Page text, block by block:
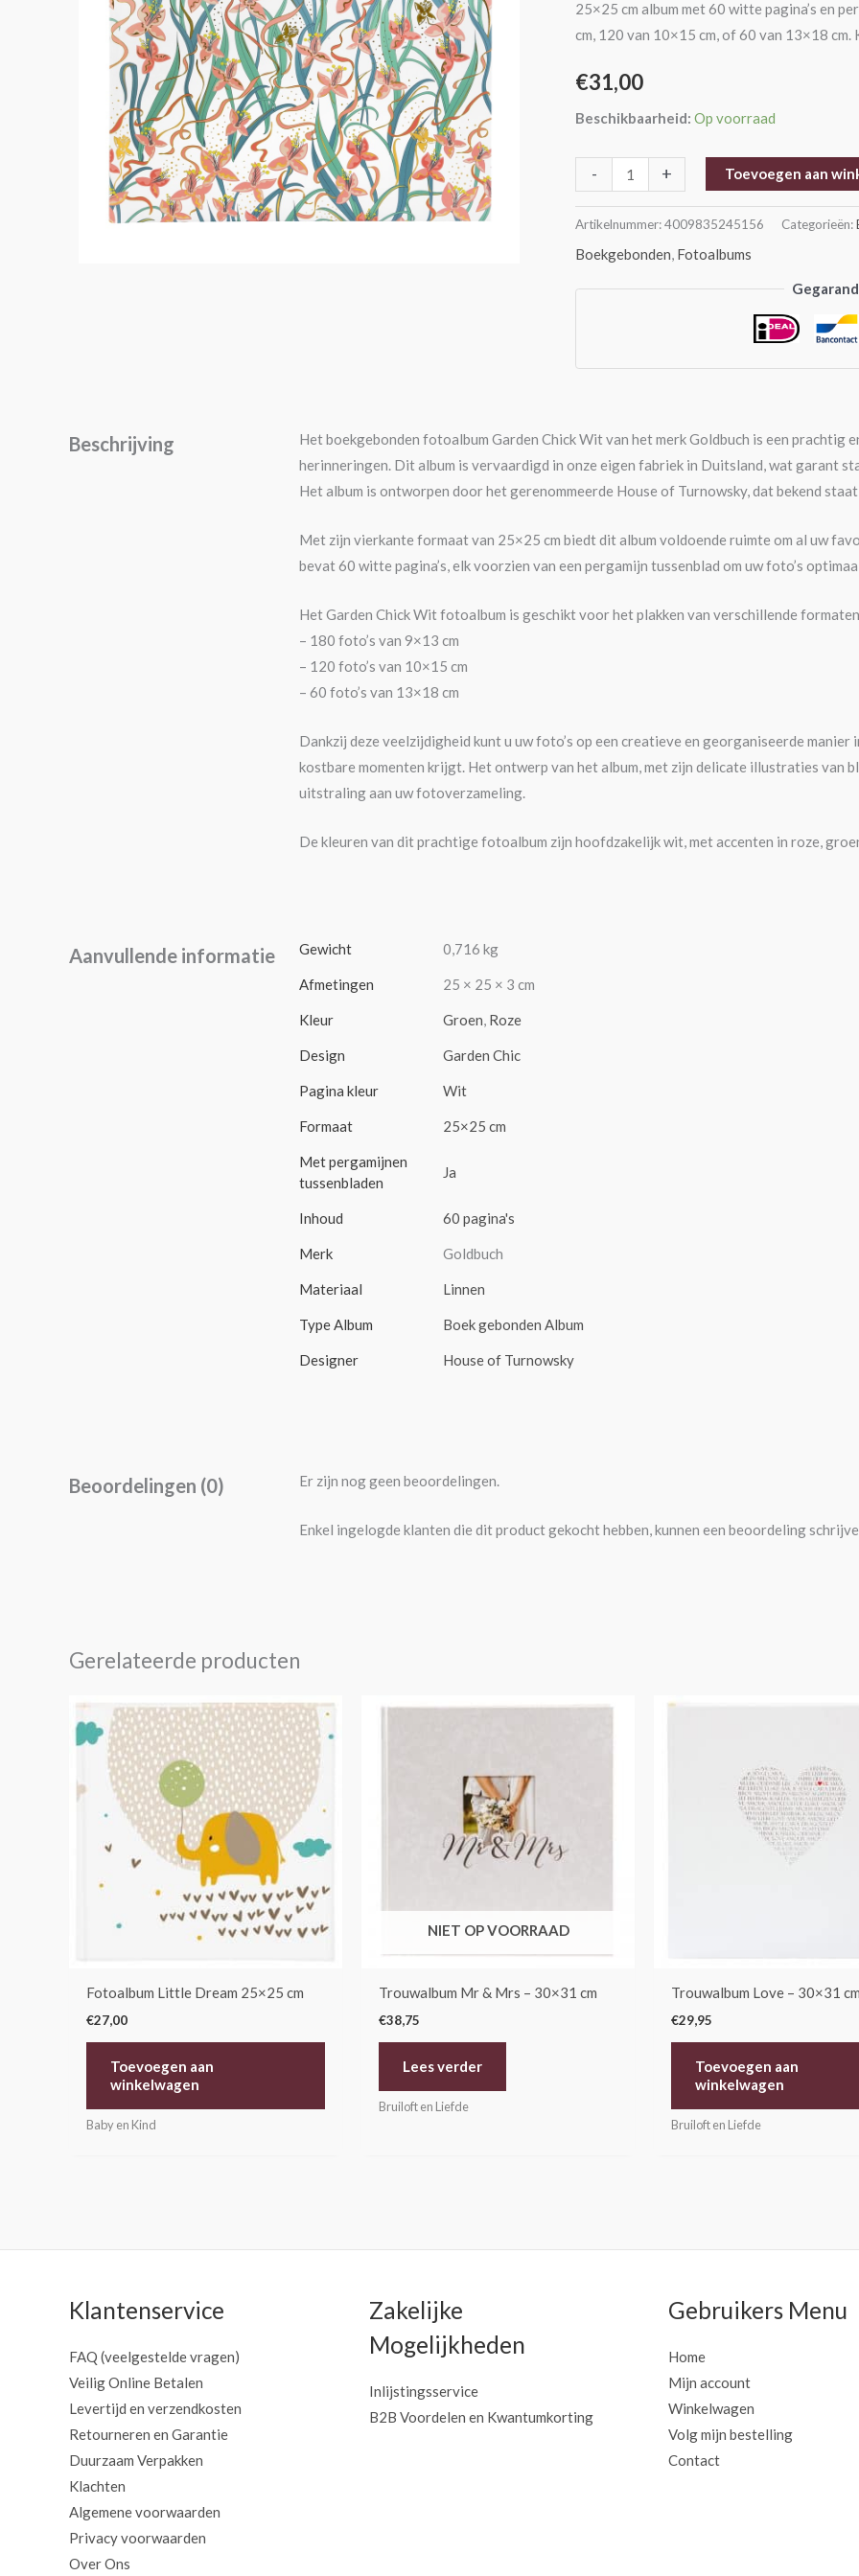
25×25 cm album met 60 witte pagina’s en
cm, 120 van 10×15 cm, of 60 van 13×18
€31,00
Beschikbaarheid: Op voorraad
-
cm
aantal
+ Toevoegen aan
Artikelnummer:4009835245156 Categorieën:
Boekgebonden, Fotoalbums
Beschrijving
Het boekgebonden fotoalbum Garden Chick Wit van het merk Goldbuch is een
herinneringen. Dit album is vervaardigd in onze eigen fabriek in Duitsland, wat garant
Het album is ontworpen door het gerenommeerde House of Turnowsky, dat bekend
Met zijn vierkante formaat van 25×25 cm biedt dit album voldoende ruimte om al uw
bevat 60 witte pagina’s, elk voorzien van een pergamijn tussenblad om uw foto’s
Het Garden Chick Wit fotoalbum is geschikt voor het plakken van verschillende
– 180 foto’s van 9×13 cm
– 120 foto’s van 10×15 cm
– 60 foto’s van 13×18 cm
Dankzij deze veelzijdigheid kunt u uw foto’s op een creatieve en georganiseerde
kostbare momenten krijgt. Het ontwerp van het album, met zijn delicate illustraties van
uitstraling aan uw fotoverzameling.
De kleuren van dit prachtige fotoalbum zijn hoofdzakelijk wit, met accenten in roze,
Aanvullende informatie Gewicht 0,716 kg
Afmetingen 25 × 25 × 3 cm
Kleur Groen Roze
Design Garden Chic
Pagina kleur Wit
Formaat 25×25 cm
Met pergamijnen
tussenbladen
Ja
Inhoud 60 pagina's
Merk Goldbuch
Materiaal Linnen
Type Album Boek gebonden Album
Designer House of Turnowsky
Beoordelingen (0) Er zijn nog geen beoordelingen.
Enkel ingelogde klanten die dit product gekocht hebben, kunnen een beoordeling
Gerelateerde producten
Fotoalbum Little Dream 25×25 cm
€27,00
Toevoegen aan
winkelwagen
Baby en Kind
NIET OP VOORRAAD
Trouwalbum Mr & Mrs – 30×31 cm
€38,75
Lees verder
Bruiloft en Liefde
Trouwalbum Love – 30×31
€29,95
Toevoegen aan
winkelwagen
Bruiloft en Liefde
Klantenservice
FAQ (veelgestelde vragen)
Veilig Online Betalen
Levertijd en verzendkosten
Retourneren en Garantie
Duurzaam Verpakken
Klachten
Algemene voorwaarden
Privacy voorwaarden
Over Ons
Zakelijke
Mogelijkheden
Inlijstingsservice
B2B Voordelen en Kwantumkorting
Gebruikers Menu
Home
Mijn account
Winkelwagen
Volg mijn bestelling
Contact